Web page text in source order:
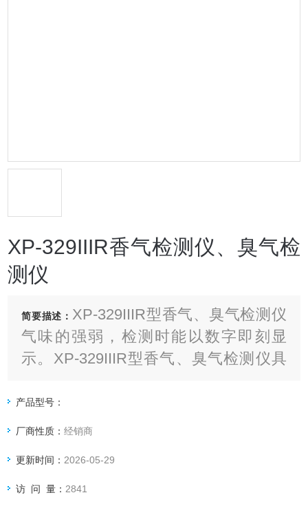
XP-329IIIR香气检测仪、臭气检
测仪
简要描述： XP-329IIIR型香气、臭气检测仪
气味的强弱，检测时能以数字即刻显
示。XP-329IIIR型香气、臭气检测仪具
臭气检测仪可将测定值取出输入电脑
产品型号：
厂商性质：经销商
更新时间： 2026-05-29
访 问 量： 2841